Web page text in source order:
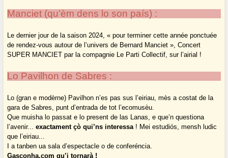
Manciet (qu’èm dens lo son país) :
Le dernier jour de la saison 2024, « pour terminer cette année ponctuée
de rendez-vous autour de l’univers de Bernard Manciet », Concert
SUPER MANCIET par la compagnie Le Parti Collectif, sur l’airial !
Lo Pavilhon de Sabres :
Lo (gran e modèrne) Pavilhon n’es pas sus l’eiriau, mès a costat de la
gara de Sabres, punt d’entrada de tot l’ecomusèu.
Que muisha lo passat e lo present de las Lanas, e que’n questiona
l’avenir...exactament çò qui’ns interessa! Mei estudiós, mensh ludic
que l’eiriau...
I a tanben ua sala d’espectacle o de conferéncia.
Gasconha.com qu’i tornarà !